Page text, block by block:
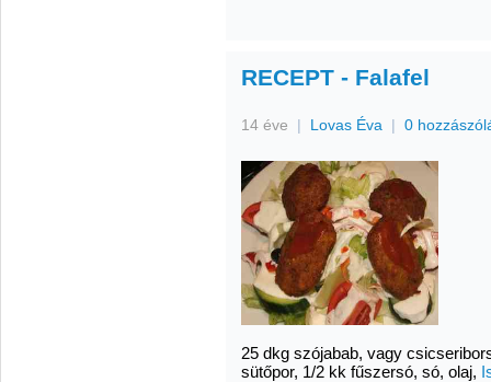
RECEPT - Falafel
14 éve | Lovas Éva | 0
25 dkg szójabab, vagy
sütőpor, 1/2 kk fűszersó, só, olaj,